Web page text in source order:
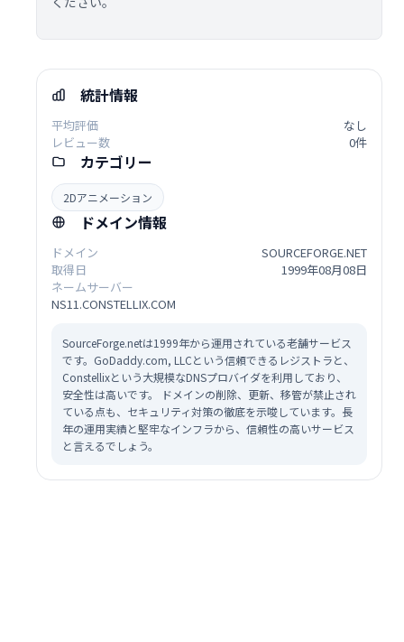
統計情報
平均評価
なし
レビュー数
0件
カテゴリー
2Dアニメーション
ドメイン情報
ドメイン
SOURCEFORGE.NET
取得日
1999年08月08日
ネームサーバー
NS11.CONSTELLIX.COM
SourceForge.netは1999年から運用されている老舗サービス
です。GoDaddy.com, LLCという信頼できるレジストラと、
Constellixという大規模なDNSプロバイダを利用しており、
安全性は高いです。 ドメインの削除、更新、移管が禁止され
ている点も、セキュリティ対策の徹底を示唆しています。長
年の運用実績と堅牢なインフラから、信頼性の高いサービス
と言えるでしょう。